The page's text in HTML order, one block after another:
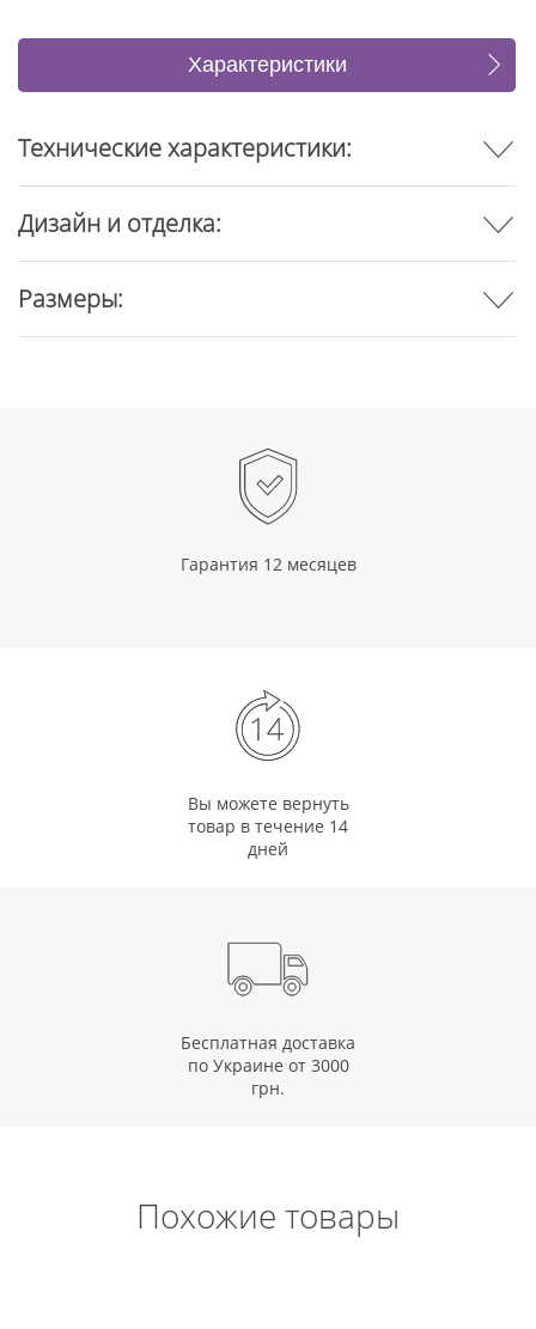
Характеристики
Отзывы
Технические характеристики:
Дизайн и отделка:
Размеры:
Гарантия 12 месяцев
Вы можете вернуть
товар в течение 14
дней
Бесплатная доставка
по Украине от 3000
грн.
Похожие товары